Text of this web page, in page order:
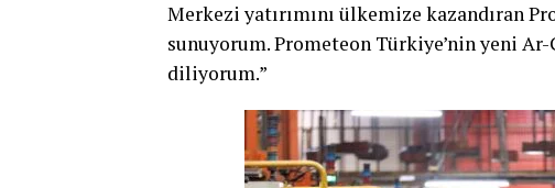
Merkezi yatırımını ülkemize kazandıran
sunuyorum. Prometeon Türkiye’nin yeni
diliyorum.”